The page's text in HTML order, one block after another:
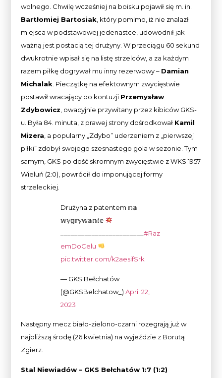
wolnego. Chwilę wcześniej na boisku pojawił się m. in.
Bartłomiej Bartosiak, który pomimo, iż nie znalazł
miejsca w podstawowej jedenastce, udowodnił jak
ważną jest postacią tej drużyny. W przeciągu 60 sekund
dwukrotnie wpisał się na listę strzelców, a za każdym
razem piłkę dogrywał mu inny rezerwowy – Damian
Michalak. Pieczątkę na efektownym zwycięstwie
postawił wracający po kontuzji Przemysław
Zdybowicz, owacyjnie przywitany przez kibiców GKS-
u. Była 84. minuta, z prawej strony dośrodkował Kamil
Mizera, a popularny „Zdybo” uderzeniem z „pierwszej
piłki” zdobył swojego szesnastego gola w sezonie. Tym
samym, GKS po dość skromnym zwycięstwie z WKS 1957
Wieluń (2:0), powrócił do imponującej formy
strzeleckiej.
Drużyna z patentem 𝕟𝕒
𝕨𝕪𝕘𝕣𝕪𝕨𝕒𝕟𝕚𝕖
________________________#Raz
emDoCelu
pic.twitter.com/k2aesifSrk
— GKS Bełchatów
(@GKSBelchatow_)April 22,
2023
Następny mecz biało-zielono-czarni rozegrają już w
najbliższą środę (26 kwietnia) na wyjeździe z Borutą
Zgierz.
Stal Niewiadów – GKS Bełchatów 1:7 (1:2)